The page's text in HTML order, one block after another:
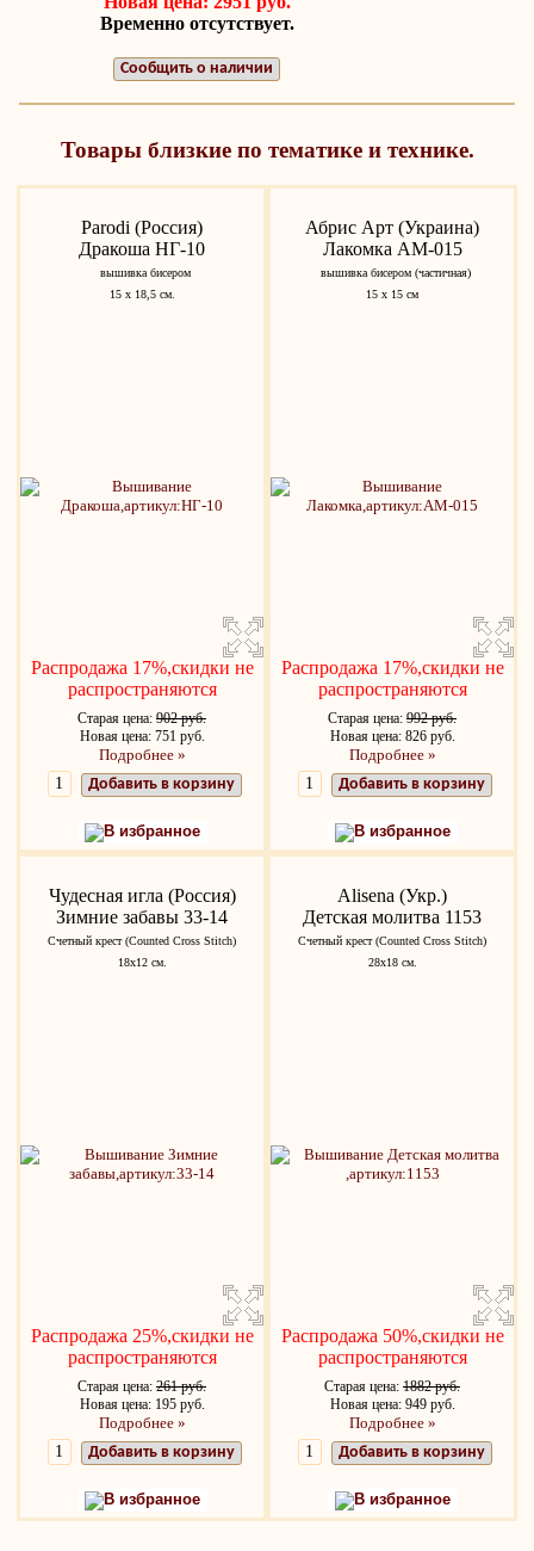
Временно отсутствует.
Сообщить о наличии
Товары близкие по тематике и технике.
Parodi (Россия)
Дракоша НГ-10
вышивка бисером
15 х 18,5 см.
Распродажа 17%,скидки не
распространяются
Старая цена: 902 руб.
Новая цена: 751 руб.
Подробнее »
Добавить в корзину
В избранное
Абрис Арт (Украина)
Лакомка АМ-015
вышивка бисером (частичная)
15 х 15 см
Распродажа 17%,скидки не
распространяются
Старая цена: 992 руб.
Новая цена: 826 руб.
Подробнее »
Добавить в корзину
В избранное
Чудесная игла (Россия)
Зимние забавы 33-14
Счетный крест (Counted Cross Stitch)
18х12 см.
Распродажа 25%,скидки не
распространяются
Старая цена: 261 руб.
Новая цена: 195 руб.
Подробнее »
Добавить в корзину
В избранное
Alisena (Укр.)
Детская молитва 1153
Счетный крест (Counted Cross Stitch)
28x18 см.
Распродажа 50%,скидки не
распространяются
Старая цена: 1882 руб.
Новая цена: 949 руб.
Подробнее »
Добавить в корзину
В избранное